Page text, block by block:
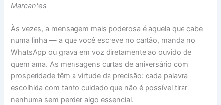
Marcantes
Às vezes, a mensagem mais poderosa é aquela que cabe
numa linha — a que você escreve no cartão, manda no
WhatsApp ou grava em voz diretamente ao ouvido de
quem ama. As mensagens curtas de aniversário com
prosperidade têm a virtude da precisão: cada palavra
escolhida com tanto cuidado que não é possível tirar
nenhuma sem perder algo essencial.